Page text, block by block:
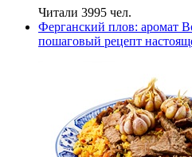
Читали 3995 чел.
Ферганский плов: аромат
пошаговый рецепт